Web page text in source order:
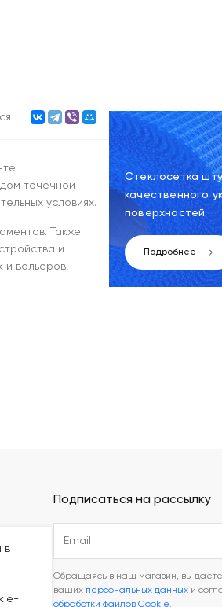
точечной
условиях.
Также
и
и вольеров,
Стеклосетка
качественного
поверхностей
Подробнее
Подписаться на рассылку
Обращаясь в наш магазин, вы даете
ваших персональных данных и
обработки файлов Cookie.
в